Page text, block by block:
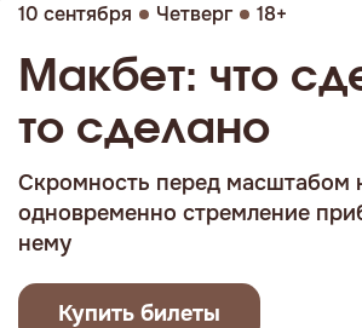
10 сентября Четверг 18+
Макбет: что
то сделано
Скромность перед масштабом
одновременно стремление
нему
Купить билеты